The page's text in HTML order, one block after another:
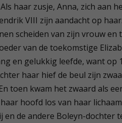
haar zusje, Anna, zich aan
VIII zijn aandacht op
scheiden van zijn vrouw en
van de toekomstige
en gelukkig leefde, want op
haar hief de beul zijn
toen kwam het zwaard als
hoofd los van haar
de andere Boleyn-dochter